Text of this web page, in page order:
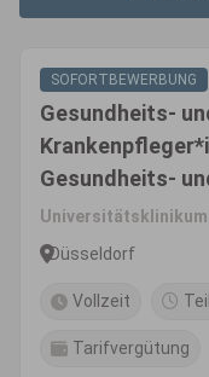
SOFORTBEWERBUNG
Gesundheits-
Gesundheits-
Anästhesie
bzw.
Düsseldorf
Vollzeit
Tarifvergütung